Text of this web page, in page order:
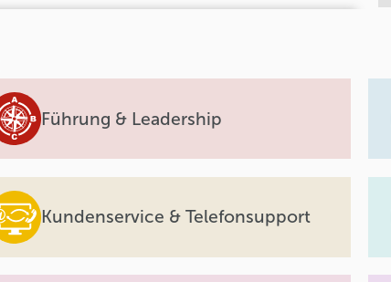
Führung & Leadership
Kundenservice & Telefonsupport